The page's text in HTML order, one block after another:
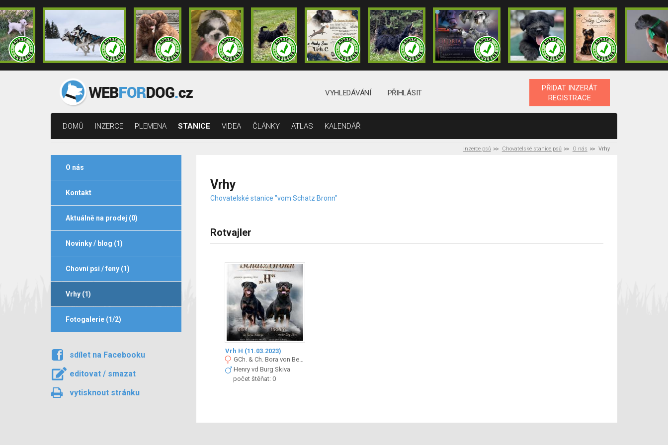
VYHLEDÁVÁNÍ PŘIHLÁSIT
PŘIDAT INZERÁT
REGISTRACE
DOMŮ INZERCE PLEMENA STANICE VIDEA ČLÁNKY ATLAS KALENDÁŘ
Inzerce psů Chovatelské stanice psů O nás Vrhy
O nás
Kontakt
Aktuálně na prodej (0)
Novinky / blog (1)
Chovní psi / feny (1)
Vrhy (1)
Fotogalerie (1/2)
sdílet na Facebooku
editovat / smazat
vytisknout stránku
Vrhy
Chovatelské stanice "vom Schatz Bronn"
Rotvajler
Vrh H (11.03.2023)
GCh. & Ch. Bora von Bernau Rehberge
Henry vd Burg Skiva
počet štěňat: 0